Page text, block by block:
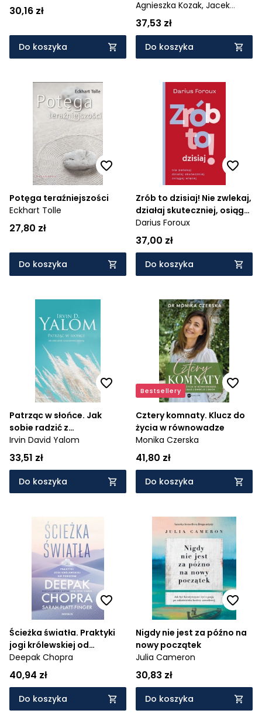
30,16 zł
Do koszyka
od zaklęć, które rzucono
na nas w dzieciństwie
Agnieszka Kozak, Jacek
Wasilewski
37,53 zł
Do koszyka
Potęga teraźniejszości
Eckhart Tolle
27,80 zł
Do koszyka
Zrób to dzisiaj! Nie zwlekaj,
działaj skuteczniej, osiągaj
więcej
Darius Foroux
37,00 zł
Do koszyka
Patrząc w słońce. Jak
sobie radzić z
przerażeniem śmiercią
Irvin David Yalom
33,51 zł
Do koszyka
Bestsellery
Cztery komnaty. Klucz do
życia w równowadze
Monika Czerska
41,80 zł
Do koszyka
Ścieżka światła. Praktyki
jogi królewskiej od
podstaw
Deepak Chopra
40,94 zł
Do koszyka
Nigdy nie jest za późno na
nowy początek
Julia Cameron
30,83 zł
Do koszyka